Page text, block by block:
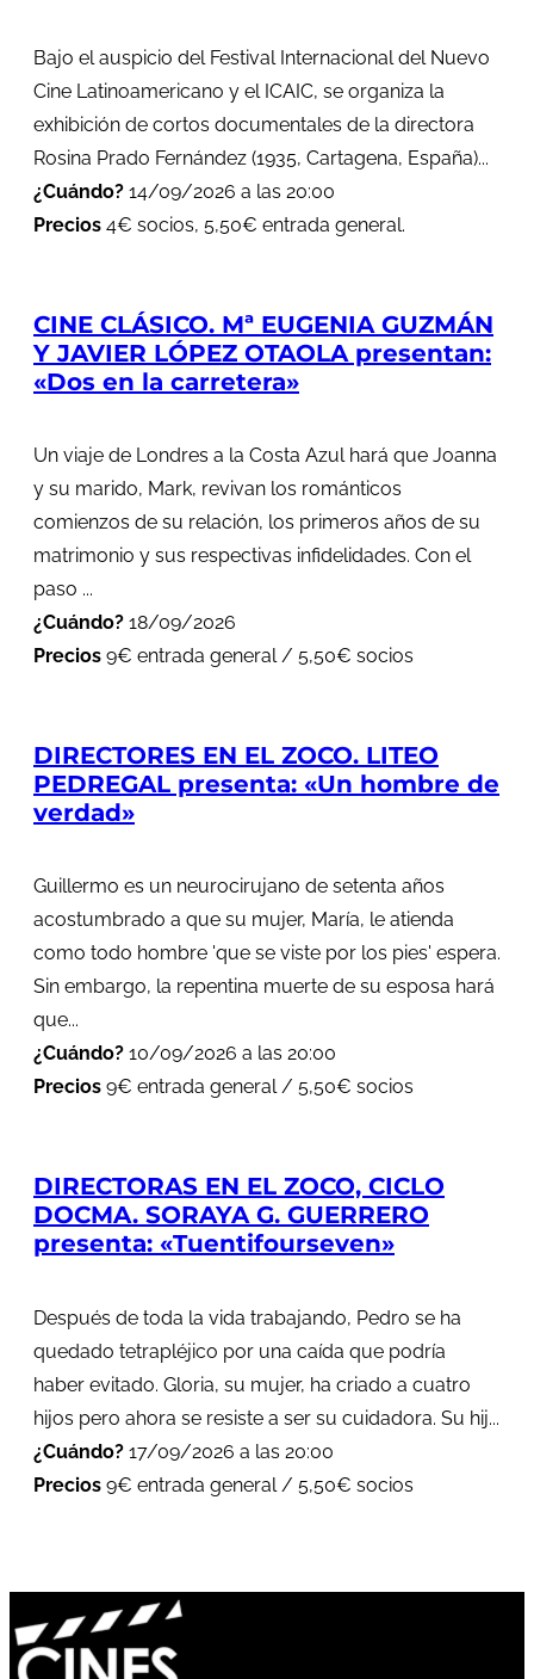
Bajo el auspicio del Festival Internacional del Nuevo
Cine Latinoamericano y el ICAIC, se organiza la
exhibición de cortos documentales de la directora
Rosina Prado Fernández (1935, Cartagena, España)...
¿Cuándo? 14/09/2026 a las 20:00
Precios 4€ socios, 5,50€ entrada general.
CINE CLÁSICO. Mª EUGENIA GUZMÁN
Y JAVIER LÓPEZ OTAOLA presentan:
«Dos en la carretera»
Un viaje de Londres a la Costa Azul hará que Joanna
y su marido, Mark, revivan los románticos
comienzos de su relación, los primeros años de su
matrimonio y sus respectivas infidelidades. Con el
paso ...
¿Cuándo? 18/09/2026
Precios 9€ entrada general / 5,50€ socios
DIRECTORES EN EL ZOCO. LITEO
PEDREGAL presenta: «Un hombre de
verdad»
Guillermo es un neurocirujano de setenta años
acostumbrado a que su mujer, María, le atienda
como todo hombre 'que se viste por los pies' espera.
Sin embargo, la repentina muerte de su esposa hará
que...
¿Cuándo? 10/09/2026 a las 20:00
Precios 9€ entrada general / 5,50€ socios
DIRECTORAS EN EL ZOCO, CICLO
DOCMA. SORAYA G. GUERRERO
presenta: «Tuentifourseven»
Después de toda la vida trabajando, Pedro se ha
quedado tetrapléjico por una caída que podría
haber evitado. Gloria, su mujer, ha criado a cuatro
hijos pero ahora se resiste a ser su cuidadora. Su hij...
¿Cuándo? 17/09/2026 a las 20:00
Precios 9€ entrada general / 5,50€ socios